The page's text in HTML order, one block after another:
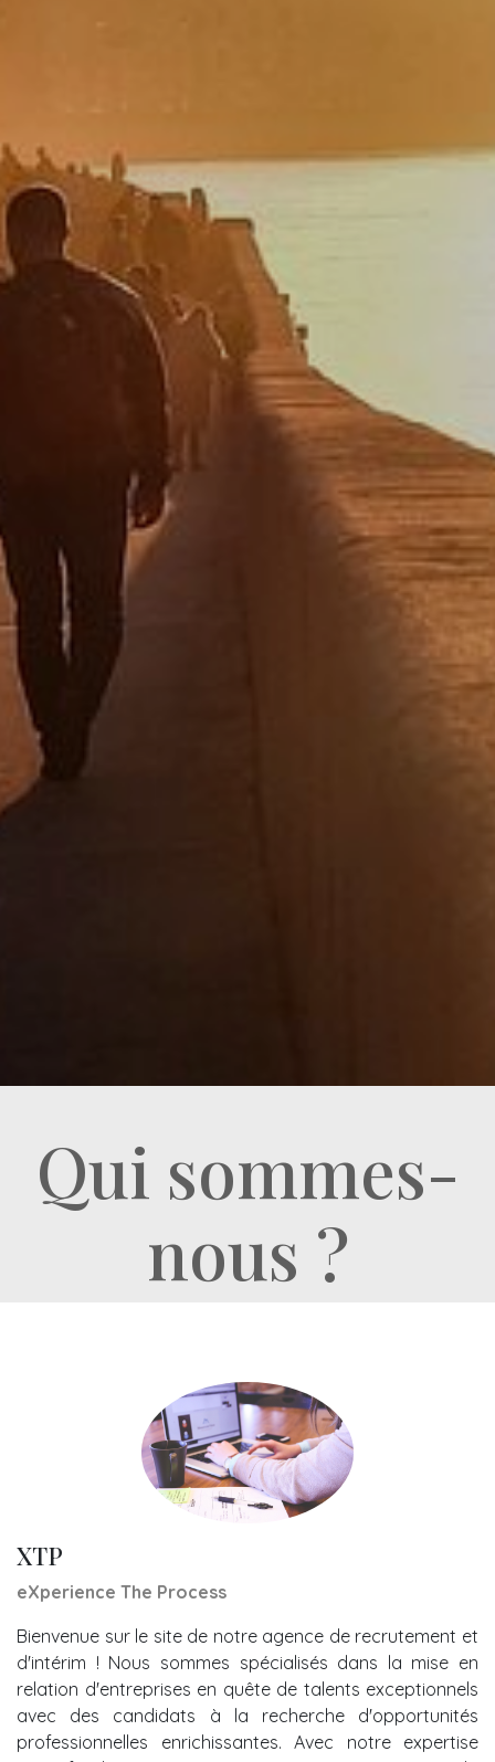
Qui sommes-
nous ?
XTP
eXperience The Process
Bienvenue sur le site de notre agence de recrutement et
d'intérim ! Nous sommes spécialisés dans la mise en
relation d'entreprises en quête de talents exceptionnels
avec des candidats à la recherche d'opportunités
professionnelles enrichissantes. Avec notre expertise